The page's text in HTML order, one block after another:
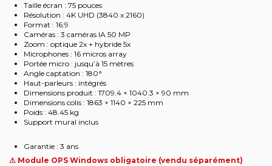
Taille écran : 75 pouces
Résolution : 4K UHD (3840 x 2160)
Format : 16:9
Caméras : 3 caméras IA 50 MP
Zoom : optique 2x + hybride 5x
Microphones : 16 micros array
Portée micro : jusqu’à 15 mètres
Angle captation : 180°
Haut-parleurs : intégrés
Dimensions produit : 1709.4 × 1040.3 × 90 mm
Dimensions colis : 1863 × 1140 × 225 mm
Poids : 48.45 kg
Support mural inclus
Garantie : 3 ans
⚠ Module OPS Windows obligatoire (vendu séparément)